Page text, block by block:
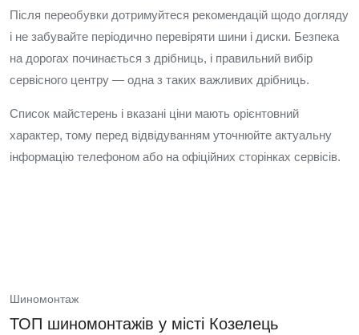
Після переобувки дотримуйтеся рекомендацій щодо догляду
і не забувайте періодично перевіряти шини і диски. Безпека
на дорогах починається з дрібниць, і правильний вибір
сервісного центру — одна з таких важливих дрібниць.
Список майстерень і вказані ціни мають орієнтовний
характер, тому перед відвідуванням уточнюйте актуальну
інформацію телефоном або на офіційних сторінках сервісів.
Шиномонтаж
ТОП шиномонтажів у місті Козелець